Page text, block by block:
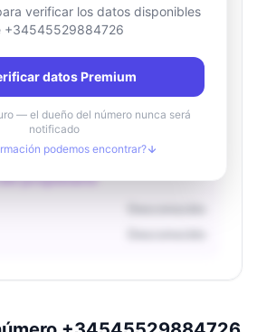
ubicación
Desconocido
Desconocido
Desconocido
propietario
verificar los datos disponibles
+34545529884726
datos Premium
— el dueño del número nunca será
notificado
podemos encontrar?